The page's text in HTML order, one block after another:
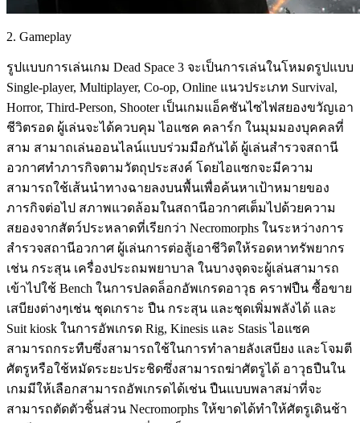
2. Gameplay
รูปแบบการเล่นเกม Dead Space 3 จะเป็นการเล่นในโหมดรูปแบบ
Single-player, Multiplayer, Co-op, Online แนวประเภท Survival,
Horror, Third-Person, Shooter เป็นเกมแอ็คชันไซไฟสยองขวัญเอา
ชีวิตรอด ผู้เล่นจะได้ควบคุม ไอแซค คลาร์ก ในมุมมองบุคคลที่
สาม สามาถเล่นออนไลน์แบบร่วมมือกันได้ ผู้เล่นสำรวจสถานี
อวกาศทำภารกิจตามวัตถุประสงค์ โดยไอแซกจะมีความ
สามารถใช้เส้นนำทางฉายลงบนพื้นเพื่อค้นหาเป้าหมายของ
ภารกิจต่อไป สภาพแวดล้อมในสถานีอวกาศเต็มไปด้วยความ
สยองจากสัตว์ประหลาดที่เรียกว่า Necromorphs ในระหว่างการ
สำรวจสถานีอวกาศ ผู้เล่นการต่อสู้เอาชีวิตให้รอดหาทรัพยากร
เช่น กระสุน เครื่องประถมพยาบาล ในบางจุดจะผู้เล่นสามารถ
เข้าไปใช้ Bench ในการปลดล็อกอัพเกรดอาวุธ คราฟปืน ซื้อขาย
เสบียงต่างๆเช่น ชุดเกราะ ปืน กระสุน และชุดเพิ่มพลังได้ และ
Suit kiosk ในการอัพเกรด Rig, Kinesis และ Stasis ไอแซค
สามารถกระทืบซึ่งสามารถใช้ในการทำลายลังเสบียง และโจมตี
ศัตรูหรือใช้หมัดระยะประชิดซึ่งสามารถฆ่าศัตรูได้ อาวุธปืนใน
เกมมีให้เลือกสามารถอัพเกรดได้เช่น ปืนแบบพลาสม่าที่จะ
สามารถตัดตัวชิ้นส่วน Necromorphs ให้ขาดได้ทำให้ศัตรูเดินช้า